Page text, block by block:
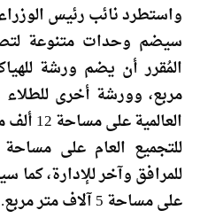
واستطرد نائب رئيس
سيضم وحدات متنوعة
مربع، وورشة أخرى
للمرافق وآخر للإدارة،
على مساحة 5 آلاف متر مربع.